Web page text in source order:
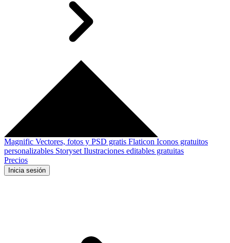
Magnific Vectores, fotos y PSD gratis Flaticon Iconos gratuitos
personalizables Storyset Ilustraciones editables gratuitas
Precios
Inicia sesión